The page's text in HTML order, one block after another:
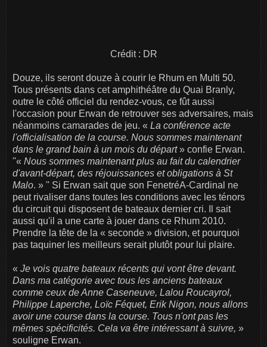
Crédit : DR
Douze, ils seront douze à courir le Rhum en Multi 50.
Tous présents dans cet amphithéâtre du Quai Branly,
outre le côté officiel du rendez-vous, ce fût aussi
l'occasion pour Erwan de retrouver ses adversaires, mais
néanmoins camarades de jeu. « La conférence acte
l'officialisation de la course. Nous sommes maintenant
dans le grand bain à un mois du départ» confie Erwan.
''« Nous sommes maintenant plus au fait du calendrier
d'avant-départ, des réjouissances et obligations à St
Malo. » '' Si Erwan sait que son FenetréA-Cardinal ne
peut rivaliser dans toutes les conditions avec les ténors
du circuit qui disposent de bateaux dernier cri. Il sait
aussi qu'il a une carte à jouer dans ce Rhum 2010.
Prendre la tête de la « seconde » division, et pourquoi
pas taquiner les meilleurs serait plutôt pour lui plaire.
« Je vois quatre bateaux récents qui vont être devant.
Dans ma catégorie avec tous les anciens bateaux
comme ceux de Anne Caseneuve, Lalou Roucayrol,
Philippe Laperche, Loïc Féquet, Erik Nigon, nous allons
avoir une course dans la course. Tous n'ont pas les
mêmes spécificités. Cela va être intéressant à suivre, »
souligne Erwan.